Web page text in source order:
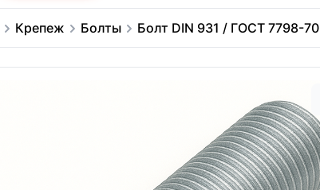
Крепеж Болты Болт DIN 931 / ГОСТ 7798-70